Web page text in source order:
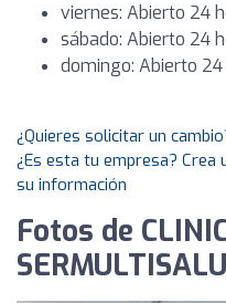
viernes: Abierto 24
sábado: Abierto 24
domingo: Abierto
¿Quieres solicitar un
¿Es esta tu empresa?
su información
Fotos de